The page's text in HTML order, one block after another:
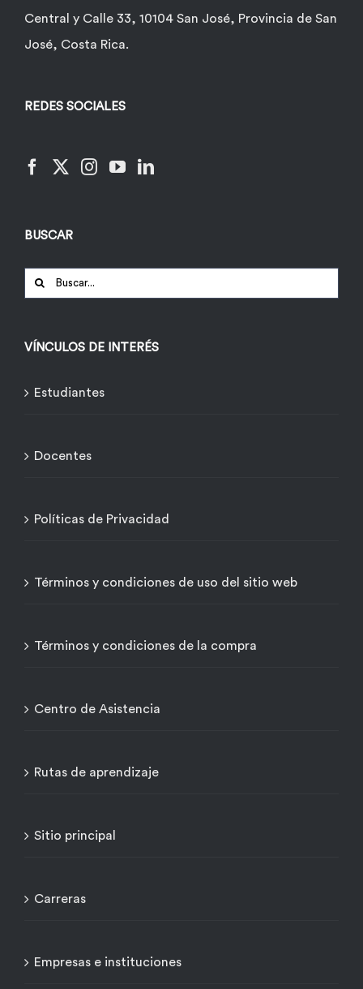
Central y Calle 33, 10104 San José, Provincia de San
José, Costa Rica.
REDES SOCIALES
BUSCAR
Buscar:
VÍNCULOS DE INTERÉS
Estudiantes
Docentes
Políticas de Privacidad
Términos y condiciones de uso del sitio web
Términos y condiciones de la compra
Centro de Asistencia
Rutas de aprendizaje
Sitio principal
Carreras
Empresas e instituciones